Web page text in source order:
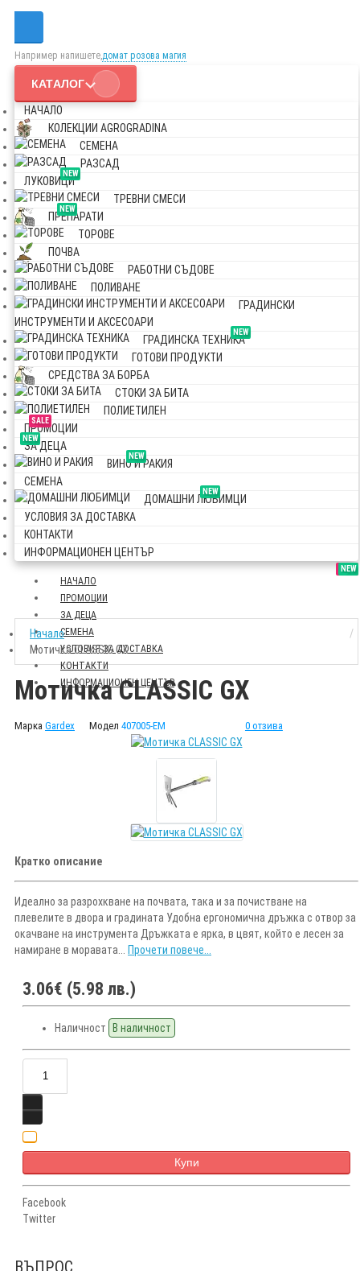
Например напишете,домат розова магия
КАТАЛОГ
НАЧАЛО
КОЛЕКЦИИ AGROGRADINA
СЕМЕНА
РАЗСАД
NEW
ЛУКОВИЦИ
ТРЕВНИ СМЕСИ
NEW
ПРЕПАРАТИ
ТОРОВЕ
ПОЧВА
РАБОТНИ СЪДОВЕ
ПОЛИВАНЕ
ГРАДИНСКИ
ИНСТРУМЕНТИ И АКСЕСОАРИ
NEW
ГРАДИНСКА ТЕХНИКА
ГОТОВИ ПРОДУКТИ
СРЕДСТВА ЗА БОРБА
СТОКИ ЗА БИТА
ПОЛИЕТИЛЕН
SALE
ПРОМОЦИИ
NEW
ЗА ДЕЦА
NEW
ВИНО И РАКИЯ
СЕМЕНА
NEW
ДОМАШНИ ЛЮБИМЦИ
УСЛОВИЯ ЗА ДОСТАВКА
КОНТАКТИ
ИНФОРМАЦИОНЕН ЦЕНТЪР
НАЧАЛО
SALE
ПРОМОЦИИ
NEW
ЗА ДЕЦА
СЕМЕНА
УСЛОВИЯ ЗА ДОСТАВКА
КОНТАКТИ
ИНФОРМАЦИОНЕН ЦЕНТЪР
Начало
Мотичка CLASSIC GX
Мотичка CLASSIC GX
Марка Gardex Модел 407005-EM 0 отзива
Кратко описание
Идеално за разрохкване на почвата, така и за почистване на
плевелите в двора и градината Удобна ергономична дръжка с отвор за
окачване на инструмента Дръжката е ярка, в цвят, който е лесен за
намиране в моравата... Прочети повече...
3.06€ (5.98 лв.)
Наличност В наличност
Купи
Facebook
Twitter
ВЪПРОС